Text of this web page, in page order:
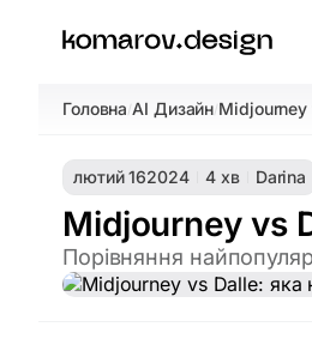
Головна/AI Дизайн/Midjourney
лютий 162024 4 хв Darina
Midjourney vs
Порівняння